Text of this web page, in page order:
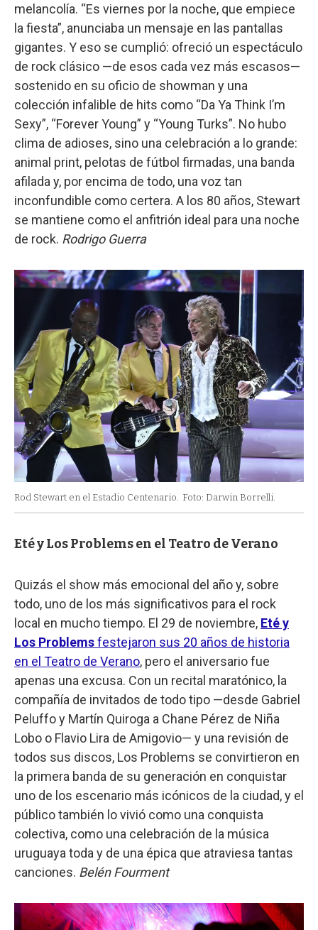
melancolía. “Es viernes por la noche, que empiece
la fiesta”, anunciaba un mensaje en las pantallas
gigantes. Y eso se cumplió: ofreció un espectáculo
de rock clásico —de esos cada vez más escasos—
sostenido en su oficio de showman y una
colección infalible de hits como “Da Ya Think I’m
Sexy”, “Forever Young” y “Young Turks”. No hubo
clima de adioses, sino una celebración a lo grande:
animal print, pelotas de fútbol firmadas, una banda
afilada y, por encima de todo, una voz tan
inconfundible como certera. A los 80 años, Stewart
se mantiene como el anfitrión ideal para una noche
de rock. Rodrigo Guerra
Rod Stewart en el Estadio Centenario. Foto: Darwin Borrelli.
Eté y Los Problems en el Teatro de Verano
Quizás el show más emocional del año y, sobre
todo, uno de los más significativos para el rock
local en mucho tiempo. El 29 de noviembre, Eté y
Los Problemsfestejaron sus 20 años de historia
en el Teatro de Verano, pero el aniversario fue
apenas una excusa. Con un recital maratónico, la
compañía de invitados de todo tipo —desde Gabriel
Peluffo y Martín Quiroga a Chane Pérez de Niña
Lobo o Flavio Lira de Amigovio— y una revisión de
todos sus discos, Los Problems se convirtieron en
la primera banda de su generación en conquistar
uno de los escenario más icónicos de la ciudad, y el
público también lo vivió como una conquista
colectiva, como una celebración de la música
uruguaya toda y de una épica que atraviesa tantas
canciones. Belén Fourment